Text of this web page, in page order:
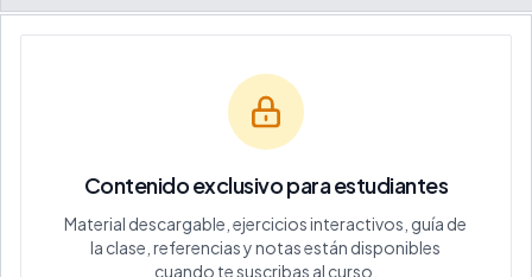
Contenido exclusivo para estudiantes
Material descargable, ejercicios interactivos, guía de
la clase, referencias y notas están disponibles
cuando te suscribas al curso.